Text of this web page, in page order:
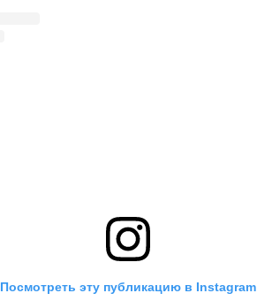
Посмотреть эту публикацию в Instagram